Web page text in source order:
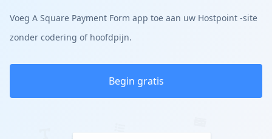
Voeg A Square Payment Form app toe aan uw Hostpoint -site
zonder codering of hoofdpijn.
Begin gratis